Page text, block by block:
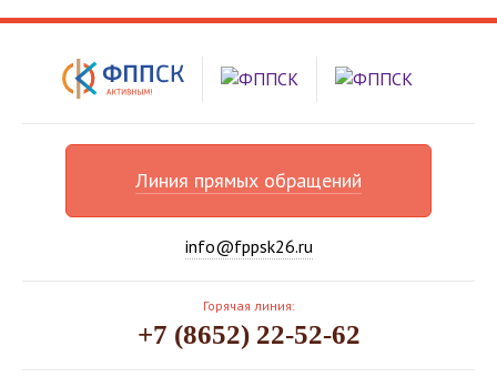
Линия прямых обращений
info@fppsk26.ru
Горячая линия:
+7 (8652) 22-52-62